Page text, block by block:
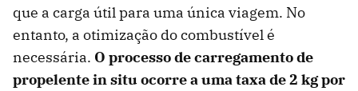
que a carga útil para uma única viagem. No
entanto, a otimização do combustível é
necessária. O processo de carregamento de
propelente in situ ocorre a uma taxa de 2 kg por